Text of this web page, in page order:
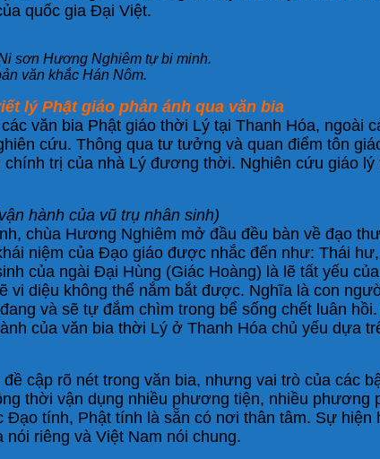
quốc gia Đại Việt.
sơn Hương Nghiêm tự bi minh.
văn khắc Hán Nôm.
lý Phật giáo phản ánh qua văn bia
văn bia Phật giáo thời Lý tại Thanh Hóa,
cứu. Thông qua tư tưởng và quan điểm tôn
trị của nhà Lý đương thời. Nghiên cứu giáo
hành của vũ trụ nhân sinh)
chùa Hương Nghiêm mở đầu đều bàn về đạo
niệm của Đạo giáo được nhắc đến như: Thái
của ngài Đại Hùng (Giác Hoàng) là lẽ tất yếu
vi diệu không thể nắm bắt được. Nghĩa là con
và sẽ tự đắm chìm trong bể sống chết luân
của văn bia thời Lý ở Thanh Hóa chủ yếu dựa
cập rõ nét trong văn bia, nhưng vai trò của các
thời vận dụng nhiều phương tiện, nhiều
Đạo tính, Phật tính là sẵn có nơi thân tâm. Sự
riêng và Việt Nam nói chung.